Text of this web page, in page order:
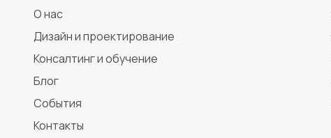
О нас
Дизайн и проектирование
Консалтинг и обучение
Блог
События
Контакты